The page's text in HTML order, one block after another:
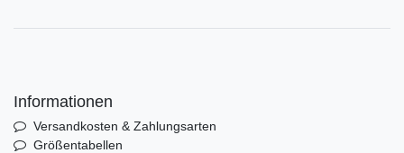
Informationen
Versandkosten & Zahlungsarten
Größentabellen